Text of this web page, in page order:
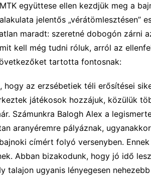
együttese ellen kezdjük meg a
jelentős „vérátömlesztésen”
maradt: szeretné dobogón zárni
kell még tudni róluk, arról az
tartotta fontosnak:
hogy az erzsébetiek téli erősítései
játékosok hozzájuk, közülük
Számunkra Balogh Alex a
aranyéremre pályáznak,
bajnoki címért folyó versenyben.
Abban bizakodunk, hogy jó idő
talajon ugyanis lényegesen